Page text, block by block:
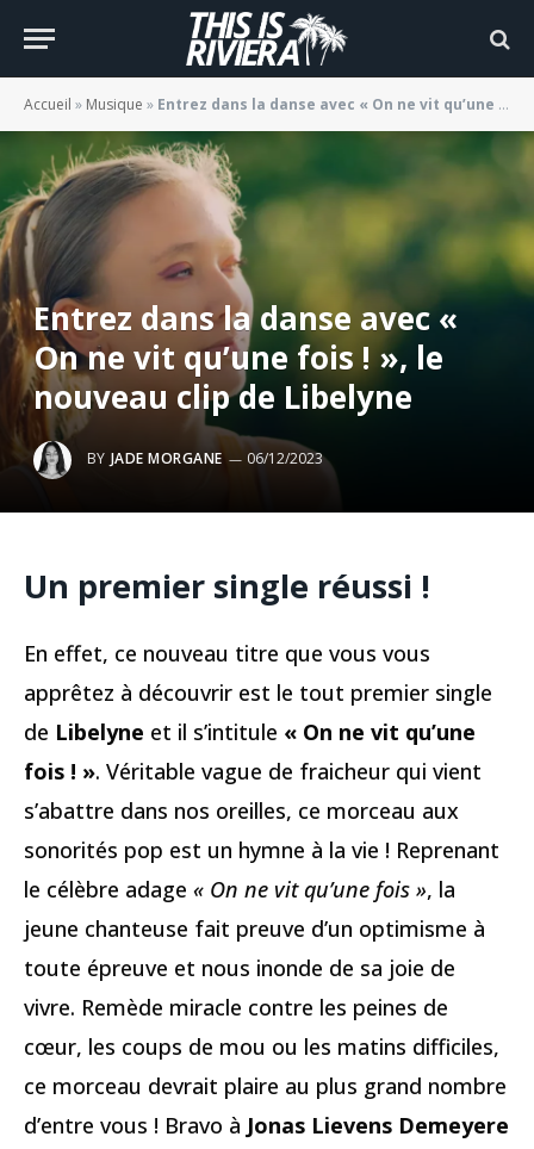
Accueil » Musique » Entrez dans la danse avec « On ne vit qu’une fois ! », le nouveau clip de Libelyne
Entrez dans la danse avec «
On ne vit qu’une fois ! », le
nouveau clip de Libelyne
BY JADE MORGANE 06/12/2023
Un premier single réussi !
En effet, ce nouveau titre que vous vous
apprêtez à découvrir est le tout premier single
de Libelyne et il s’intitule « On ne vit qu’une
fois ! ». Véritable vague de fraicheur qui vient
s’abattre dans nos oreilles, ce morceau aux
sonorités pop est un hymne à la vie ! Reprenant
le célèbre adage « On ne vit qu’une fois », la
jeune chanteuse fait preuve d’un optimisme à
toute épreuve et nous inonde de sa joie de
vivre. Remède miracle contre les peines de
cœur, les coups de mou ou les matins difficiles,
ce morceau devrait plaire au plus grand nombre
d’entre vous ! Bravo à Jonas Lievens Demeyere